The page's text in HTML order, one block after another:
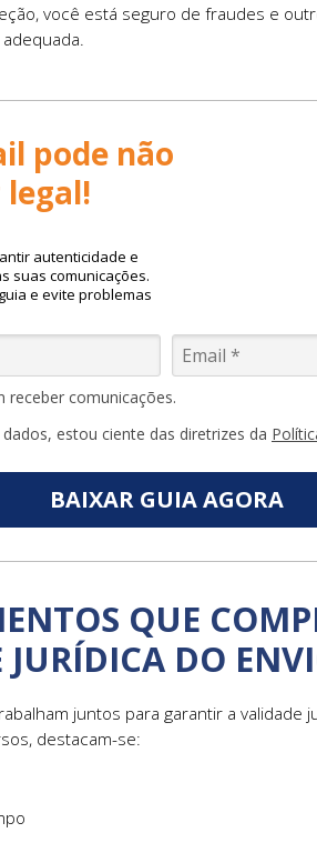
você está seguro de fraudes e
pode não
autenticidade e
suas comunicações.
e evite problemas
receber comunicações.
estou ciente das diretrizes da
BAIXAR GUIA AGORA
QUE
DO
juntos para garantir a validade
destacam-se: